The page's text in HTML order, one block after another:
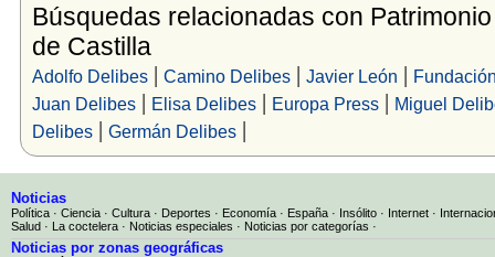
Búsquedas relacionadas con
de Castilla
Adolfo Delibes| Camino Delibes| Javier León |
Juan Delibes| Elisa Delibes| Europa Press| Miguel
Delibes| Germán Delibes|
Noticias
Política · Ciencia · Cultura · Deportes · Economía · España · Insólito · Internet ·
Salud · La coctelera · Noticias especiales · Noticias por categorías ·
Noticias por zonas geográficas